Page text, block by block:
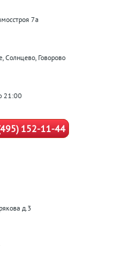
7а
Солнцево, Говорово
21:00
152-11-44
д.3